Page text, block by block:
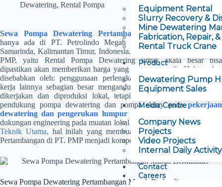
Equipment Rental
Slurry Recovery &
Mine Dewatering
Fabrication, Repair,
Rental Truck Crane
Product
Dewatering Pump
Equipment Sales
Media Centre
Company News
Projects
Video Projects
Internal Daily Activity
Contact
Careers
Dewatering, Rental Pompa
Sewa Pompa Dewatering Pertambangan MurahBerkualitas
hanya ada di PT. Petrolindo Megah Perkasa, yang berlokasi di
Samarinda, Kalimantan Timur, Indonesia. Salah satu bidang bisnis PT.
PMP, yaitu Rental Pompa Dewatering untuk skala besar bisa
dipastikan akan memberikan harga yang sangat menarik. Hal tersebut
disebabkan oleh: penggunaan perlengkapan, perakitan, dan proses
kerja lainnya sebagian besar mengandung muatan lokal. Meskipun
dikerjakan dan diproduksi lokal, tetapi produk perlengkapan dari
pendukung pompa dewatering dan pompa slurry padapekerjaan
dewatering dan pengerukan lumpur telah berserttifikasi
dukungan engineering pada muatan lokal dilakukan oleh PT. Sriwijaya
Teknik Utama, hal inilah yang membuat Sewa Pompa Dewatering
Pertambangan di PT. PMP menjadi kompetitif.
Sewa Pompa Dewatering Pertambangan Murah Berkualitas